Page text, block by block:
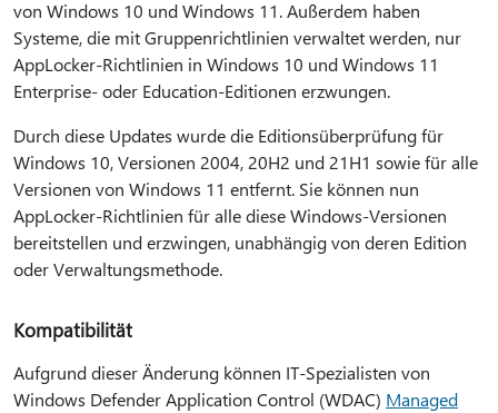
von Windows 10 und Windows 11. Außerdem haben
Systeme, die mit Gruppenrichtlinien verwaltet werden, nur
AppLocker-Richtlinien in Windows 10 und Windows 11
Enterprise- oder Education-Editionen erzwungen.
Durch diese Updates wurde die Editionsüberprüfung für
Windows 10, Versionen 2004, 20H2 und 21H1 sowie für alle
Versionen von Windows 11 entfernt. Sie können nun
AppLocker-Richtlinien für alle diese Windows-Versionen
bereitstellen und erzwingen, unabhängig von deren Edition
oder Verwaltungsmethode.
Kompatibilität
Aufgrund dieser Änderung können IT-Spezialisten von
Windows Defender Application Control (WDAC) Managed